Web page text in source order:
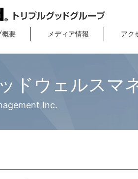
概要 メディア情報 アク
ドウェルスマ
Inc.